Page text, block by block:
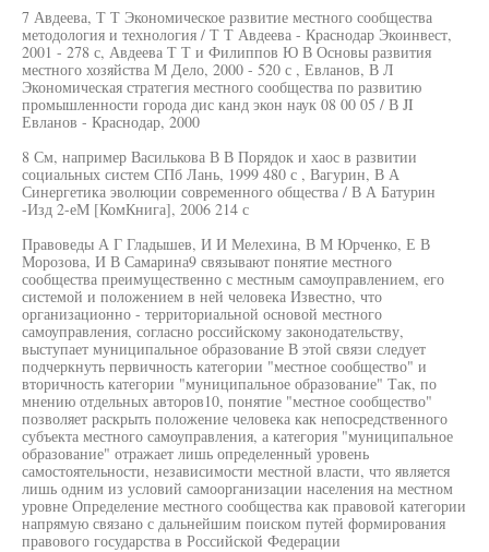
7 Авдеева, Т Т Экономическое развитие местного сообщества
методология и технология / Т Т Авдеева - Краснодар Экоинвест,
2001 - 278 с, Авдеева Т Т и Филиппов Ю В Основы развития
местного хозяйства М Дело, 2000 - 520 с , Евланов, В Л
Экономическая стратегия местного сообщества по развитию
промышленности города дис канд экон наук 08 00 05 / В JI
Евланов - Краснодар, 2000
8 См, например Василькова В В Порядок и хаос в развитии
социальных систем СПб Лань, 1999 480 с , Вагурин, В А
Синергетика эволюции современного общества / В А Батурин
-Изд 2-еМ [КомКнига], 2006 214 с
Правоведы А Г Гладышев, И И Мелехина, В М Юрченко, Е В
Морозова, И В Самарина9 связывают понятие местного
сообщества преимущественно с местным самоуправлением, его
системой и положением в ней человека Известно, что
организационно - территориальной основой местного
самоуправления, согласно российскому законодательству,
выступает муниципальное образование В этой связи следует
подчеркнуть первичность категории "местное сообщество" и
вторичность категории "муниципальное образование" Так, по
мнению отдельных авторов10, понятие "местное сообщество"
позволяет раскрыть положение человека как непосредственного
субъекта местного самоуправления, а категория "муниципальное
образование" отражает лишь определенный уровень
самостоятельности, независимости местной власти, что является
лишь одним из условий самоорганизации населения на местном
уровне Определение местного сообщества как правовой категории
напрямую связано с дальнейшим поиском путей формирования
правового государства в Российской Федерации